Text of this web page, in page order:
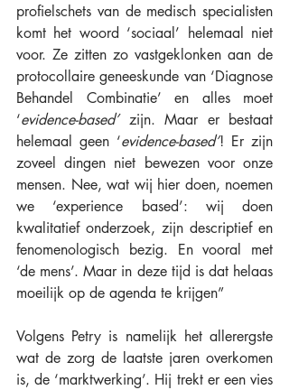
profielschets van de medisch specialisten
komt het woord ‘sociaal’ helemaal niet
voor. Ze zitten zo vastgeklonken aan de
protocollaire geneeskunde van ‘Diagnose
Behandel Combinatie’ en alles moet
‘evidence-based’ zijn. Maar er bestaat
helemaal geen ‘evidence-based’! Er zijn
zoveel dingen niet bewezen voor onze
mensen. Nee, wat wij hier doen, noemen
we ‘experience based’: wij doen
kwalitatief onderzoek, zijn descriptief en
fenomenologisch bezig. En vooral met
‘de mens’. Maar in deze tijd is dat helaas
moeilijk op de agenda te krijgen”
Volgens Petry is namelijk het allerergste
wat de zorg de laatste jaren overkomen
is, de ‘marktwerking’. Hij trekt er een vies